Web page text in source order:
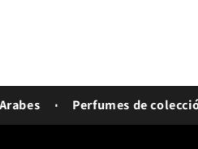
Perfumes de colección